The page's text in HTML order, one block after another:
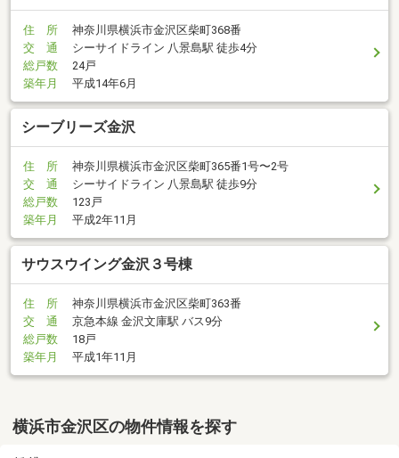
住 所
神奈川県横浜市金沢区柴町368番
交 通
シーサイドライン 八景島駅 徒歩4分
総戸数
24戸
築年月
平成14年6月
シーブリーズ金沢
住 所
神奈川県横浜市金沢区柴町365番1号〜2号
交 通
シーサイドライン 八景島駅 徒歩9分
総戸数
123戸
築年月
平成2年11月
サウスウイング金沢３号棟
住 所
神奈川県横浜市金沢区柴町363番
交 通
京急本線 金沢文庫駅 バス9分
総戸数
18戸
築年月
平成1年11月
横浜市金沢区の物件情報を探す